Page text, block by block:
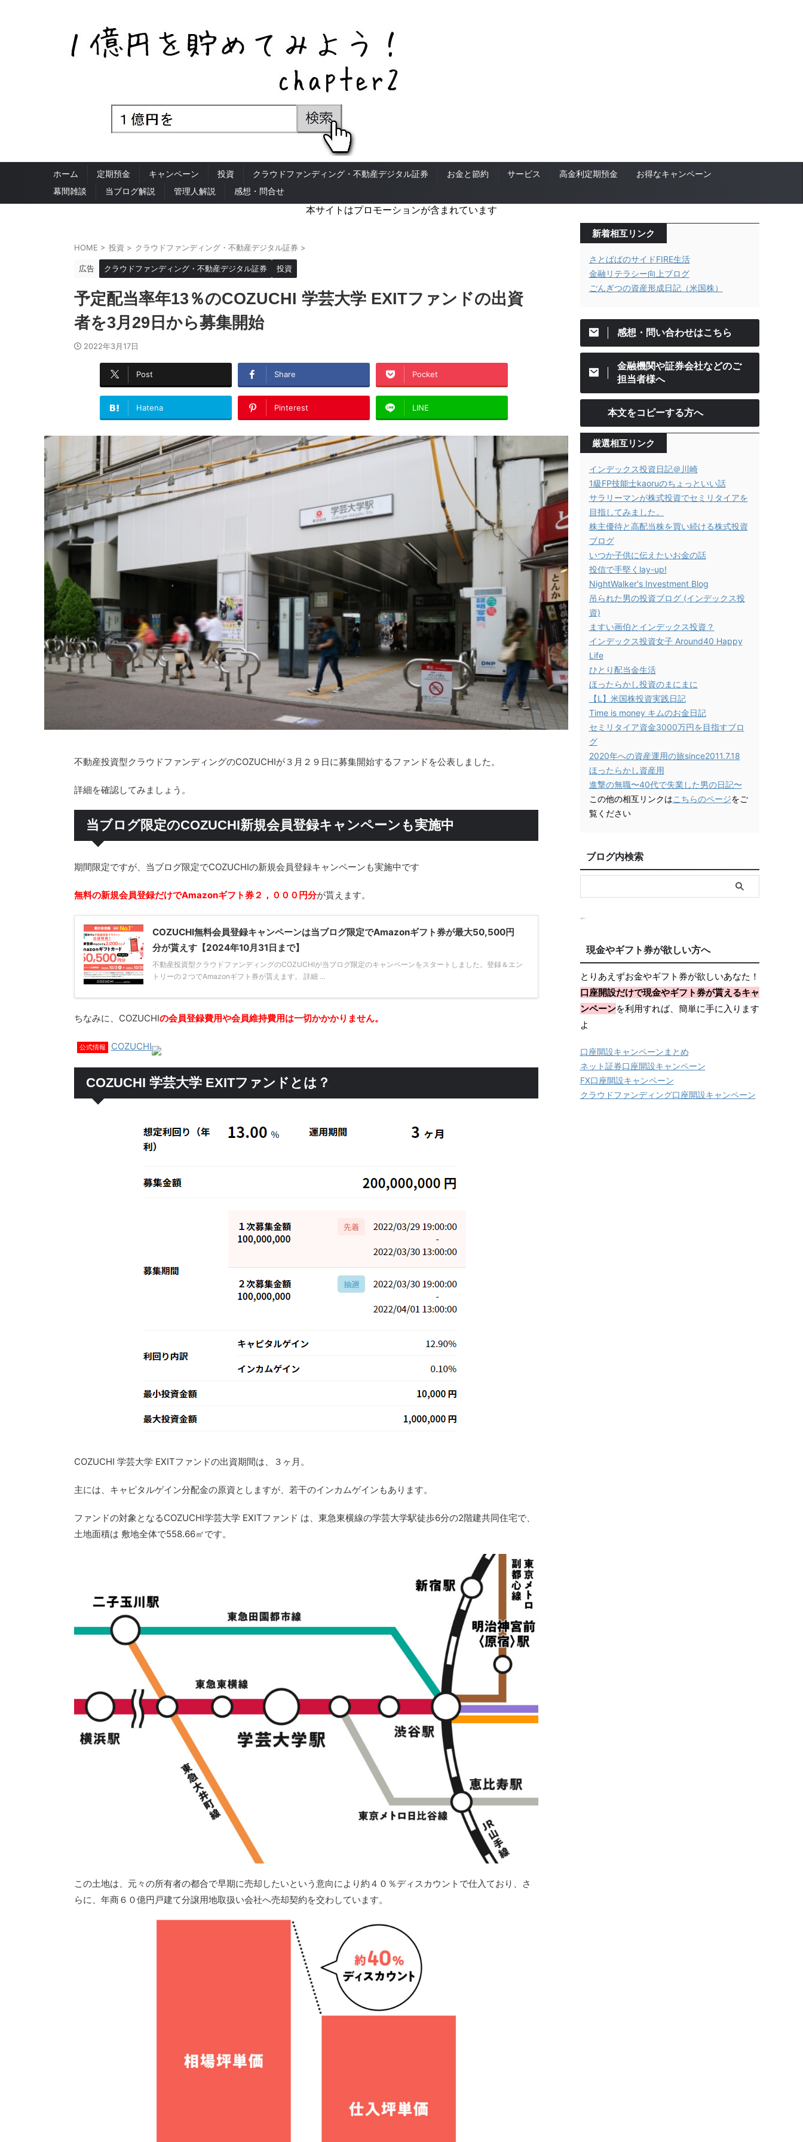
ホーム 定期預金 キャンペーン 投資 クラウドファンディング・不動産デジタル証券 お金と節約 サービス 高金利定期預金
お得なキャンペーン
幕間雑談
当ブログ解説 管理人解説 感想・問合せ
本サイトはプロモーションが含まれています
HOME > 投資 > クラウドファンディング・不動産デジタル証券 >
広告 クラウドファンディング・不動産デジタル証券 投資
予定配当率年13％のCOZUCHI 学芸大学 EXITファンドの出資
者を3月29日から募集開始
2022年3月17日
Post Share Pocket
Hatena Pinterest LINE
不動産投資型クラウドファンディングのCOZUCHIが３月２９日に募集開始するファンドを公表しました。
詳細を確認してみましょう。
当ブログ限定のCOZUCHI新規会員登録キャンペーンも実施中
期間限定ですが、当ブログ限定でCOZUCHIの新規会員登録キャンペーンも実施中です
無料の新規会員登録だけでAmazonギフト券２，０００円分が貰えます。
COZUCHI無料会員登録キャンペーンは当ブログ限定でAmazonギフト券が最大50,500円
分が貰えす【2024年10月31日まで】
不動産投資型クラウドファンディングのCOZUCHIが当ブログ限定のキャンペーンをスタートしました。登録＆エン
トリーの２つでAmazonギフト券が貰えます。 詳細 ...
ちなみに、COZUCHIの会員登録費用や会員維持費用は一切かかかりません。
公式情報 COZUCHI
COZUCHI 学芸大学 EXITファンドとは？
COZUCHI 学芸大学 EXITファンドの出資期間は、３ヶ月。
主には、キャピタルゲイン分配金の原資としますが、若干のインカムゲインもあります。
ファンドの対象となるCOZUCHI学芸大学 EXITファンド は、東急東横線の学芸大学駅徒歩6分の2階建共同住宅で、
土地面積は 敷地全体で558.66㎡です。
この土地は、元々の所有者の都合で早期に売却したいという意向により約４０％ディスカウントで仕入ており、さ
らに、年商６０億円戸建て分譲用地取扱い会社へ売却契約を交わしています。
新着相互リンク
さとぱぱのサイドFIRE生活
金融リテラシー向上ブログ
ごんぎつの資産形成日記（米国株）
感想・問い合わせはこちら
金融機関や証券会社などのご
担当者様へ
本文をコピーする方へ
厳選相互リンク
インデックス投資日記＠川崎
1級FP技能士kaoruのちょっといい話
サラリーマンが株式投資でセミリタイアを
目指してみました。
株主優待と高配当株を買い続ける株式投資
ブログ
いつか子供に伝えたいお金の話
投信で手堅くlay-up!
NightWalker's Investment Blog
吊られた男の投資ブログ (インデックス投
資)
ますい画伯とインデックス投資？
インデックス投資女子 Around40 Happy
Life
ひとり配当金生活
ほったらかし投資のまにまに
【L】米国株投資実践日記
Time is money キムのお金日記
セミリタイア資金3000万円を目指すブロ
グ
2020年への資産運用の旅since2011.7.18
ほったらかし資産用
進撃の無職〜40代で失業した男の日記〜
この他の相互リンクはこちらのページをご
覧ください
ブログ内検索
現金やギフト券が欲しい方へ
とりあえずお金やギフト券が欲しいあなた！
口座開設だけで現金やギフト券が貰えるキャ
ンペーンを利用すれば、簡単に手に入ります
よ
口座開設キャンペーンまとめ
ネット証券口座開設キャンペーン
FX口座開設キャンペーン
クラウドファンディング口座開設キャンペーン